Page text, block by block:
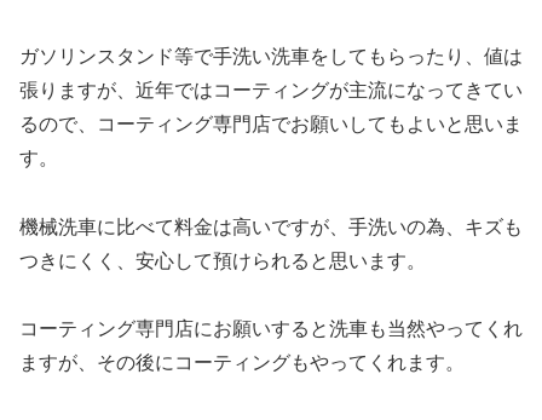
ガソリンスタンド等で手洗い洗車をしてもらったり、値は
張りますが、近年ではコーティングが主流になってきてい
るので、コーティング専門店でお願いしてもよいと思いま
す。
機械洗車に比べて料金は高いですが、手洗いの為、キズも
つきにくく、安心して預けられると思います。
コーティング専門店にお願いすると洗車も当然やってくれ
ますが、その後にコーティングもやってくれます。